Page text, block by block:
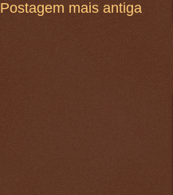
Postagem mais antiga